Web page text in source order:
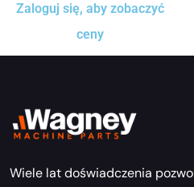
Zaloguj się, aby zobaczyć
ceny
Wiele lat doświadczenia